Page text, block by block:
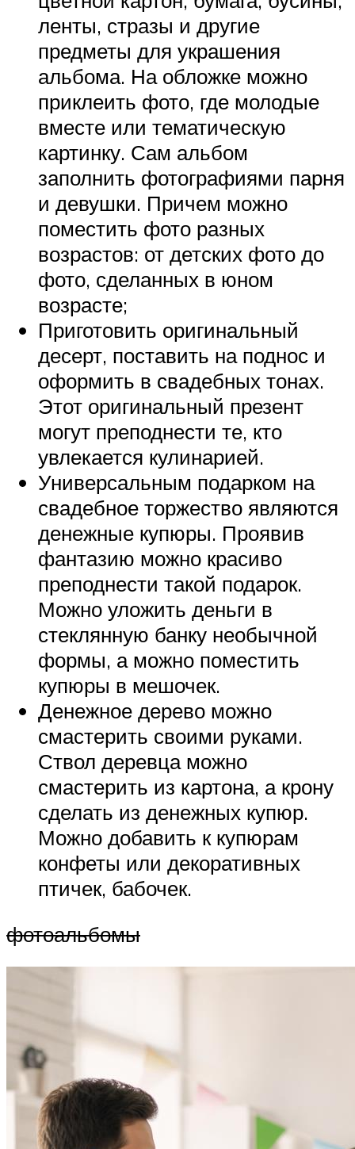
ленты, стразы и другие
предметы для украшения
альбома. На обложке можно
приклеить фото, где молодые
вместе или тематическую
картинку. Сам альбом
заполнить фотографиями парня
и девушки. Причем можно
поместить фото разных
возрастов: от детских фото до
фото, сделанных в юном
возрасте;
Приготовить оригинальный
десерт, поставить на поднос и
оформить в свадебных тонах.
Этот оригинальный презент
могут преподнести те, кто
увлекается кулинарией.
Универсальным подарком на
свадебное торжество являются
денежные купюры. Проявив
фантазию можно красиво
преподнести такой подарок.
Можно уложить деньги в
стеклянную банку необычной
формы, а можно поместить
купюры в мешочек.
Денежное дерево можно
смастерить своими руками.
Ствол деревца можно
смастерить из картона, а крону
сделать из денежных купюр.
Можно добавить к купюрам
конфеты или декоративных
птичек, бабочек.
фотоальбомы